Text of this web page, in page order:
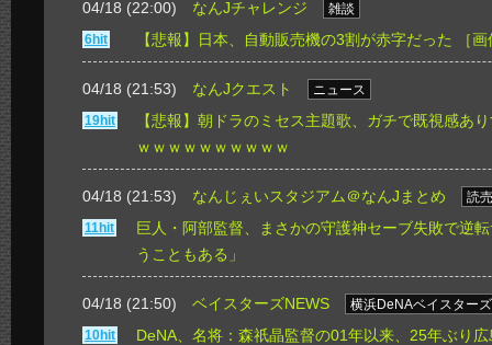
04/18 (22:00) なんJチャレンジ
雑談
6hit
【悲報】日本、自動販売機の3割が赤字だった ［
04/18 (21:53) なんJクエスト
ニュース
19hit
【悲報】朝ドラのミセス主題歌、ガチで既視感あ
ｗｗｗｗｗｗｗｗｗｗ
04/18 (21:53) なんじぇいスタジアム＠なんJまとめ
読
11hit
巨人・阿部監督、まさかの守護神セーブ失敗で逆
うこともある」
04/18 (21:50) ベイスターズNEWS
横浜DeNAベイスターズ
10hit
DeNA、名将：森祇晶監督の01年以来、25年ぶり